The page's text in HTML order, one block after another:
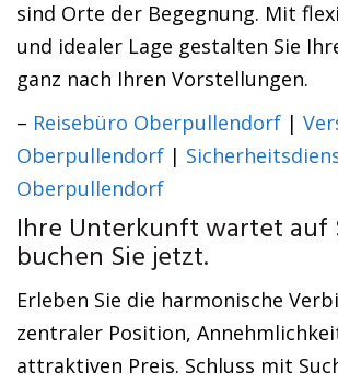
sind Orte der Begegnung. Mit
und idealer Lage gestalten Sie
ganz nach Ihren Vorstellungen.
– Reisebüro Oberpullendorf |
Oberpullendorf |
Oberpullendorf
Ihre Unterkunft wartet auf
buchen Sie jetzt.
Erleben Sie die harmonische
zentraler Position,
attraktiven Preis. Schluss mit